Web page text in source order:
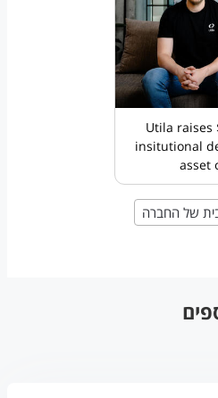
Utila raises
insitutional
asset
של החברה